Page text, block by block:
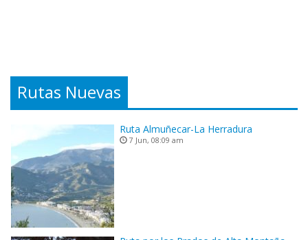
Rutas Nuevas
Ruta Almuñecar-La Herradura
7 Jun, 08:09 am